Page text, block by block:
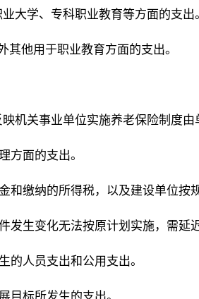
大学、专科职业教育等方面的支出
其他用于职业教育方面的支出。
机关事业单位实施养老保险制度由
方面的支出。
缴纳的所得税，以及建设单位按
生变化无法按原计划实施，需延
的人员支出和公用支出。